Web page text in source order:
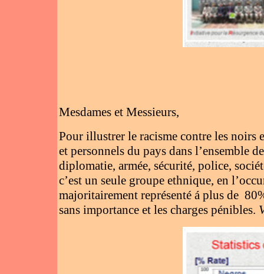
Mesdames et Messieurs,
Pour illustrer le racisme contre les noirs
et personnels du pays dans l’ensemble
diplomatie, armée, sécurité, police,
c’est un seule groupe ethnique, en
majoritairement représenté á plus de
sans importance et les charges pénibles.